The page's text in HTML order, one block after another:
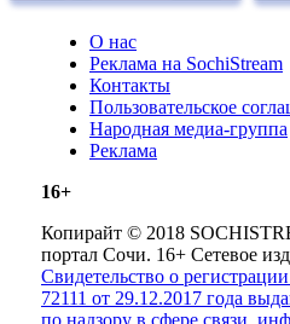
О нас
Реклама на SochiStream
Контакты
Пользовательское
Народная медиа-группа
Реклама
16+
Копирайт © 2018
портал Сочи. 16+ Сетевое
Свидетельство о
72111 от 29.12.2017 года
по надзору в сфере связи,